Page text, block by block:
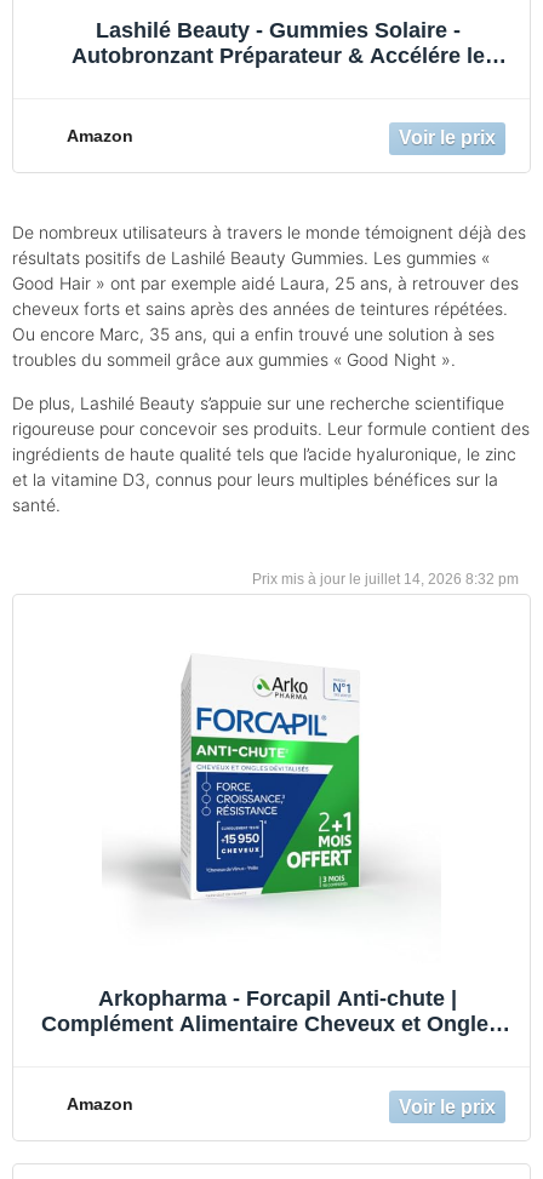
Lashilé Beauty - Gummies Solaire -
Autobronzant Préparateur & Accélére le
carotène - Cure 1 mois 60 Gummies
Amazon
De nombreux utilisateurs à travers le monde témoignent déjà des
résultats positifs de Lashilé Beauty Gummies. Les gummies «
Good Hair » ont par exemple aidé Laura, 25 ans, à retrouver des
cheveux forts et sains après des années de teintures répétées.
Ou encore Marc, 35 ans, qui a enfin trouvé une solution à ses
troubles du sommeil grâce aux gummies « Good Night ».
De plus, Lashilé Beauty s’appuie sur une recherche scientifique
rigoureuse pour concevoir ses produits. Leur formule contient des
ingrédients de haute qualité tels que l’acide hyaluronique, le zinc
et la vitamine D3, connus pour leurs multiples bénéfices sur la
santé.
juillet 14, 2026 8:32 pm
Arkopharma - Forcapil Anti-chute |
Complément Alimentaire Cheveux et Ongles -
Amazon